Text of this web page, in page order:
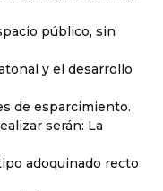
público, sin
y el desarrollo
de esparcimiento.
serán: La
adoquinado recto